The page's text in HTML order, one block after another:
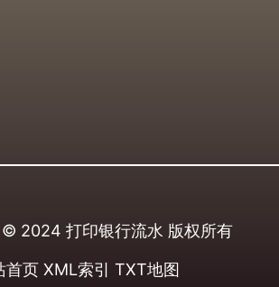
© 2024 打印银行流水 版权所有
首页 XML索引 TXT地图